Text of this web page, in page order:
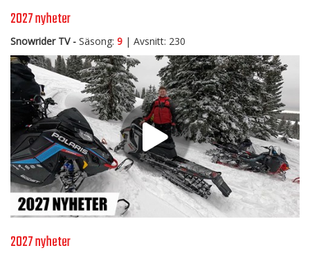
2027 nyheter
Snowrider TV - Säsong: 9 | Avsnitt: 230
2027 nyheter